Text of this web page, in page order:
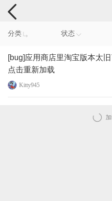
手机反馈
分类 状态
[bug]应用商店里淘宝版本太旧
点击重新加载
Kitty945